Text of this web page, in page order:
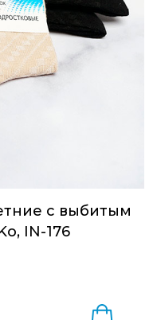
c выбитым
IN-176